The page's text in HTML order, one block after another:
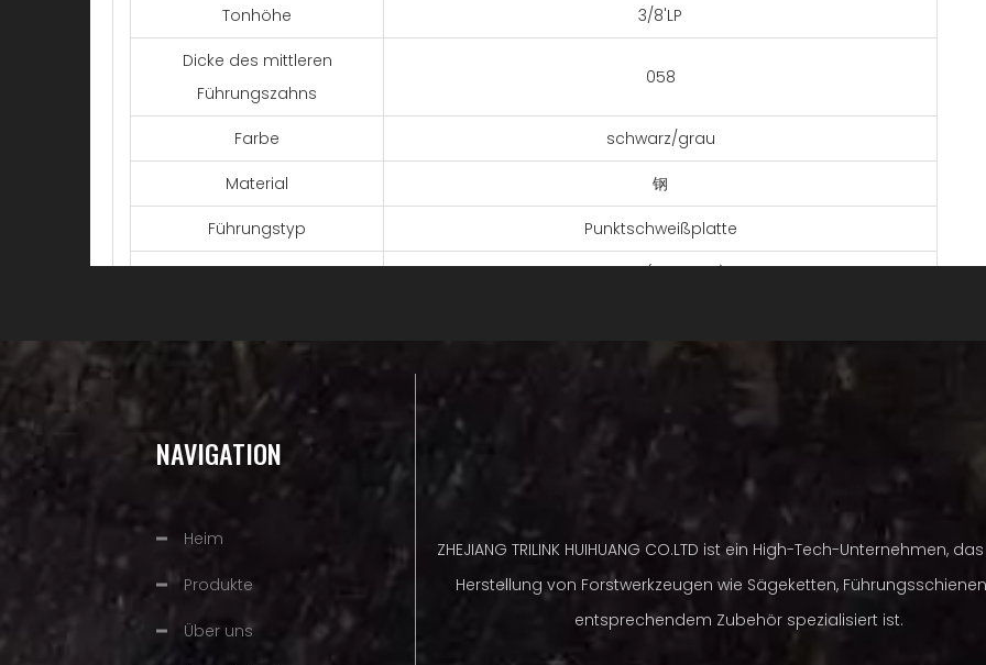
Tonhöhe 3/8'LP
Dicke des mittleren
Führungszahns
058
Farbe schwarz/grau
Material 钢
Führungstyp Punktschweißplatte
Besonderheit
1. Hochwertiger Stahl weist eine hohe Festigkeit, Haltbarkeit und
Verschleißfestigkeit auf
2. Leicht, stabil, geringes Rückprallrisiko,
praktisch
Halbe Kunststoffbox, Komponentensatz, Karton
NAVIGATION
Heim
Produkte
Über uns
ZHEJIANG TRILINK HUIHUANG CO.LTD ist ein High-Tech-Unternehmen,
Herstellung von Forstwerkzeugen wie Sägeketten,
entsprechendem Zubehör spezialisiert ist.